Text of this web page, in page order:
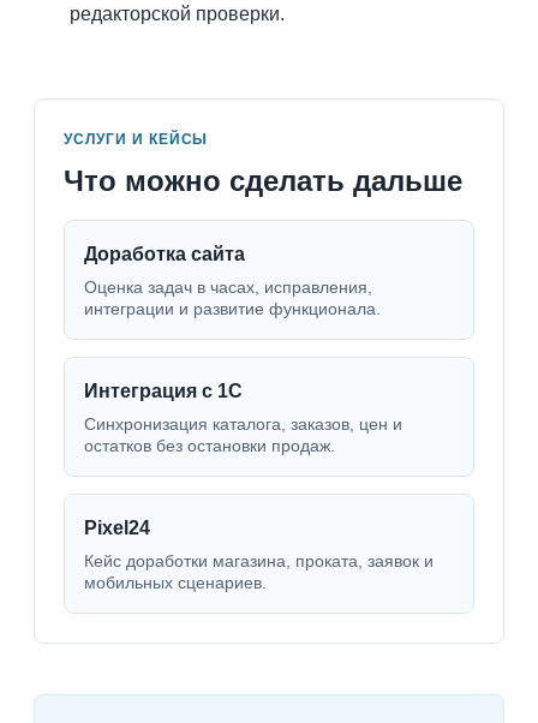
редакторской проверки.
УСЛУГИ И КЕЙСЫ
Что можно сделать дальше
Доработка сайта
Оценка задач в часах, исправления,
интеграции и развитие функционала.
Интеграция с 1С
Синхронизация каталога, заказов, цен и
остатков без остановки продаж.
Pixel24
Кейс доработки магазина, проката, заявок и
мобильных сценариев.